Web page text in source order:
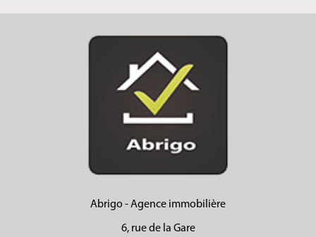
Abrigo - Agence immobilière
6, rue de la Gare